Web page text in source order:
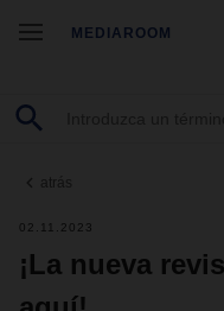
MEDIAROOM
atrás
02.11.2023
¡La nueva